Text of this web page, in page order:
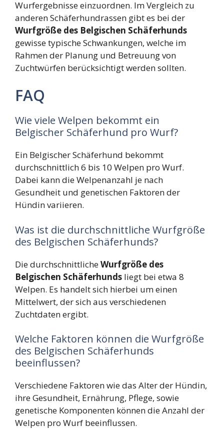
Wurfergebnisse einzuordnen. Im Vergleich zu
anderen Schäferhundrassen gibt es bei der
Wurfgröße des Belgischen Schäferhunds
gewisse typische Schwankungen, welche im
Rahmen der Planung und Betreuung von
Zuchtwürfen berücksichtigt werden sollten.
FAQ
Wie viele Welpen bekommt ein
Belgischer Schäferhund pro Wurf?
Ein Belgischer Schäferhund bekommt
durchschnittlich 6 bis 10 Welpen pro Wurf.
Dabei kann die Welpenanzahl je nach
Gesundheit und genetischen Faktoren der
Hündin variieren.
Was ist die durchschnittliche Wurfgröße
des Belgischen Schäferhunds?
Die durchschnittlicheWurfgröße des
Belgischen Schäferhunds liegt bei etwa 8
Welpen. Es handelt sich hierbei um einen
Mittelwert, der sich aus verschiedenen
Zuchtdaten ergibt.
Welche Faktoren können die Wurfgröße
des Belgischen Schäferhunds
beeinflussen?
Verschiedene Faktoren wie das Alter der Hündin,
ihre Gesundheit, Ernährung, Pflege, sowie
genetische Komponenten können die Anzahl der
Welpen pro Wurf beeinflussen.